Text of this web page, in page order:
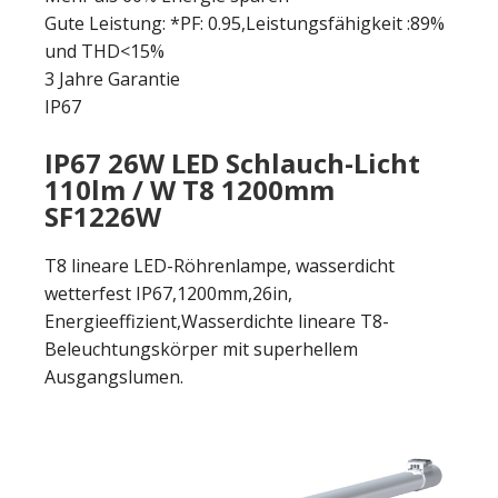
Gute Leistung: *PF: 0.95,Leistungsfähigkeit :89%
und THD<15%
3 Jahre Garantie
IP67
IP67 26W LED Schlauch-Licht
110lm / W T8 1200mm
SF1226W
T8 lineare LED-Röhrenlampe, wasserdicht
wetterfest IP67,1200mm,26in,
Energieeffizient,Wasserdichte lineare T8-
Beleuchtungskörper mit superhellem
Ausgangslumen.